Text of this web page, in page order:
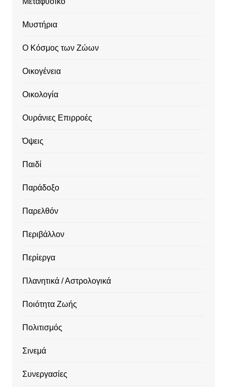
Μυστήρια
Ο Κόσμος των Ζώων
Οικογένεια
Οικολογία
Ουράνιες Επιρροές
Όψεις
Παιδί
Παράδοξο
Παρελθόν
Περιβάλλον
Περίεργα
Πλανητικά / Αστρολογικά
Ποιότητα Ζωής
Πολιτισμός
Σινεμά
Συνεργασίες